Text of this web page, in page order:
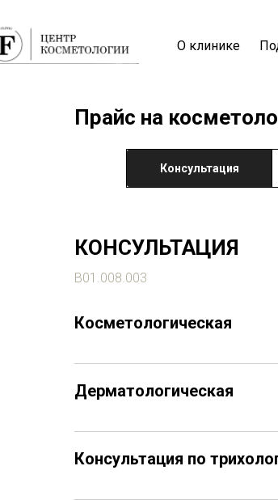
О клинике
Прайс на
Консультация
КОНСУЛЬТАЦИЯ
В01.008.003
Косметологическая
Дерматологическая
Консультация по